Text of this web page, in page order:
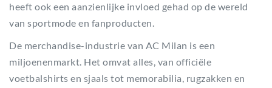
heeft ook een aanzienlijke invloed gehad op de wereld
van sportmode en fanproducten.
De merchandise-industrie van AC Milan is een
miljoenenmarkt. Het omvat alles, van officiële
voetbalshirts en sjaals tot memorabilia, rugzakken en